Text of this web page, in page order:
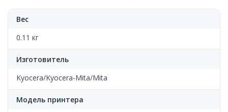
1028MFP/FS-
1030D/FS-
1100/1300D/FS-
302HS25231,
Вес
0.11 кг
Изготовитель
Kyocera/Kyocera-Mita/Mita
Модель принтера